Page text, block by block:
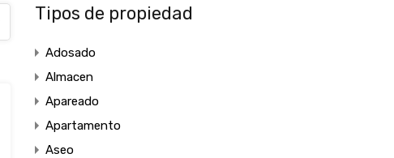
Tipos de propiedad
Adosado
Almacen
Apareado
Apartamento
Aseo